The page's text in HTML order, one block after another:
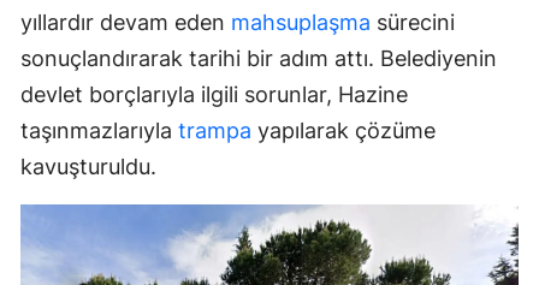
yıllardır devam eden mahsuplaşma sürecini
sonuçlandırarak tarihi bir adım attı. Belediyenin
devlet borçlarıyla ilgili sorunlar, Hazine
taşınmazlarıyla trampa yapılarak çözüme
kavuşturuldu.